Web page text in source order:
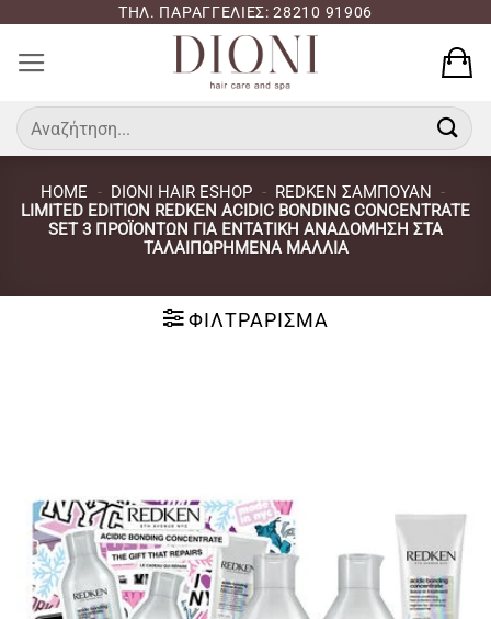
περιεχόμενο
ΤΗΛ. ΠΑΡΑΓΓΕΛΙΕΣ: 28210 91906
Αναζήτηση
για:
HOME - DIONI HAIR ESHOP - REDKEN ΣΑΜΠΟΥΑΝ -
LIMITED EDITION REDKEN ACIDIC BONDING CONCENTRATE
SET 3 ΠΡΟΪΌΝΤΩΝ ΓΙΑ ΕΝΤΑΤΙΚΉ ΑΝΑΔΌΜΗΣΗ ΣΤΑ
ΤΑΛΑΙΠΩΡΗΜΈΝΑ ΜΑΛΛΙΆ
ΦΙΛΤΡΆΡΙΣΜΑ